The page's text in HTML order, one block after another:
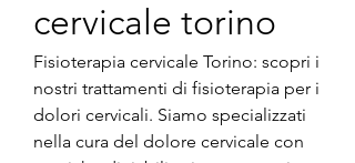
cervicale torino
Fisioterapia cervicale Torino: scopri i
nostri trattamenti di fisioterapia per i
dolori cervicali. Siamo specializzati
nella cura del dolore cervicale con